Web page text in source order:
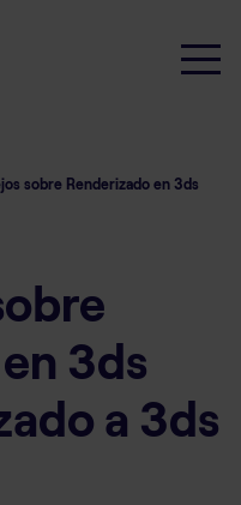
sobre Renderizado en 3ds
3ds
a 3ds